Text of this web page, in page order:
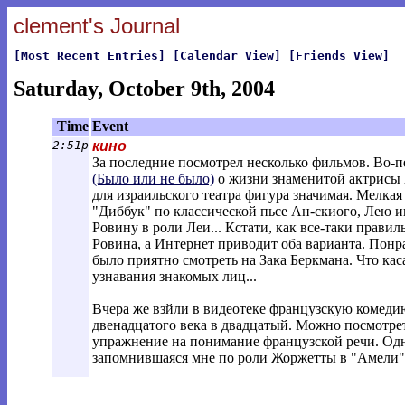
clement's Journal
[Most Recent Entries] [Calendar View] [Friends View]
Saturday, October 9th, 2004
Time Event
2:51p кино
За последние посмотрел несколько фильмов.
(Было или не было) о жизни знаменитой
для израильского театра фигура значимая.
"Диббук" по классической пьсе Ан-скиого, Лею
Ровину в роли Леи... Кстати, как все-таки
Ровина, а Интернет приводит оба варианта.
было приятно смотреть на Зака Беркмана. Что
узнавания знакомых лиц...
Вчера же взйли в видеотеке французскую
двенадцатого века в двадцатый. Можно
упражнение на понимание французской речи.
запомнившаяся мне по роли Жоржетты в